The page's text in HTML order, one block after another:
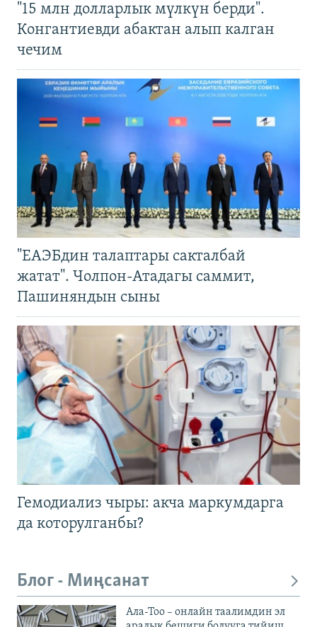
"15 млн долларлык мүлкүн берди".
Конгантиевди абактан алып калган
чечим
"ЕАЭБдин талаптары сакталбай
жатат". Чолпон-Атадагы саммит,
Пашиняндын сыны
Гемодиализ чыры: акча маркумдарга
да которулганбы?
Блог - Миңсанат
Ала-Тоо – онлайн таалимдин эл